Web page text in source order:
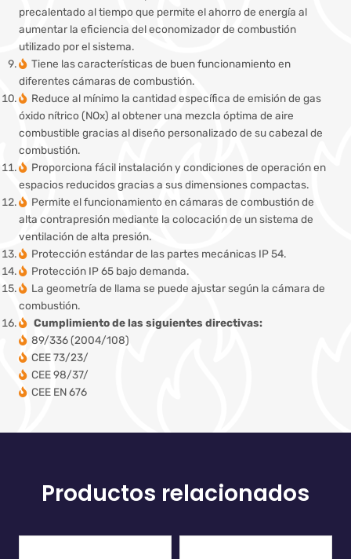
precalentado al tiempo que permite el ahorro de energía al
aumentar la eficiencia del economizador de combustión
utilizado por el sistema.
Tiene las características de buen funcionamiento en
diferentes cámaras de combustión.
Reduce al mínimo la cantidad específica de emisión de gas
óxido nítrico (NOx) al obtener una mezcla óptima de aire
combustible gracias al diseño personalizado de su cabezal de
combustión.
Proporciona fácil instalación y condiciones de operación en
espacios reducidos gracias a sus dimensiones compactas.
Permite el funcionamiento en cámaras de combustión de
alta contrapresión mediante la colocación de un sistema de
ventilación de alta presión.
Protección estándar de las partes mecánicas IP 54.
Protección IP 65 bajo demanda.
La geometría de llama se puede ajustar según la cámara de
combustión.
Cumplimiento de las siguientes directivas:
89/336 (2004/108)
CEE 73/23/
CEE 98/37/
CEE EN 676
Productos relacionados